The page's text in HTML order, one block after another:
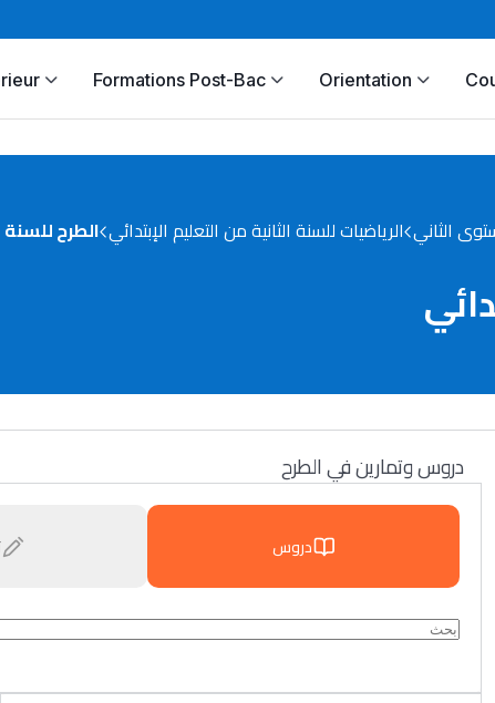
Formations Post-Bac Orientation
الثاني الرياضيات للسنة الثانية من التعليم الإبتدائي الطرح للسنة
دروس وتمارين في الطرح
دروس